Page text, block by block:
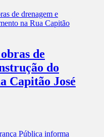
de
do
Capitão José